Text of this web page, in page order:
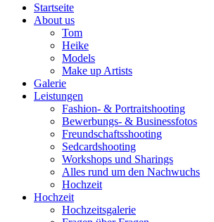
Startseite
About us
Tom
Heike
Models
Make up Artists
Galerie
Leistungen
Fashion- & Portraitshooting
Bewerbungs- & Businessfotos
Freundschaftsshooting
Sedcardshooting
Workshops und Sharings
Alles rund um den Nachwuchs
Hochzeit
Hochzeit
Hochzeitsgalerie